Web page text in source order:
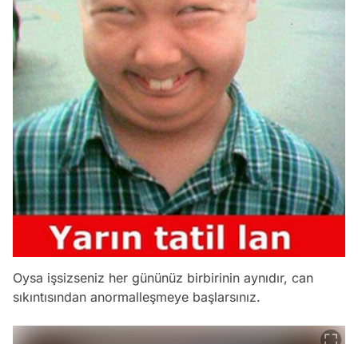
Oysa işsizseniz her gününüz birbirinin aynıdır, can
sıkıntısından anormalleşmeye başlarsınız.